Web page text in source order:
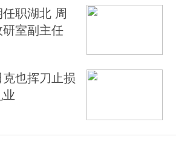
职湖北 周
室副主任
克也挥刀止损